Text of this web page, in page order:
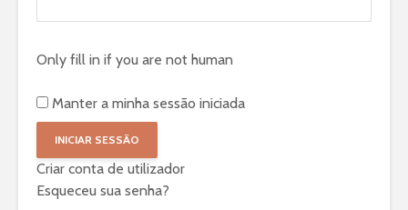
Only fill in if you are not human
Manter a minha sessão iniciada
Criar conta de utilizador
Esqueceu sua senha?